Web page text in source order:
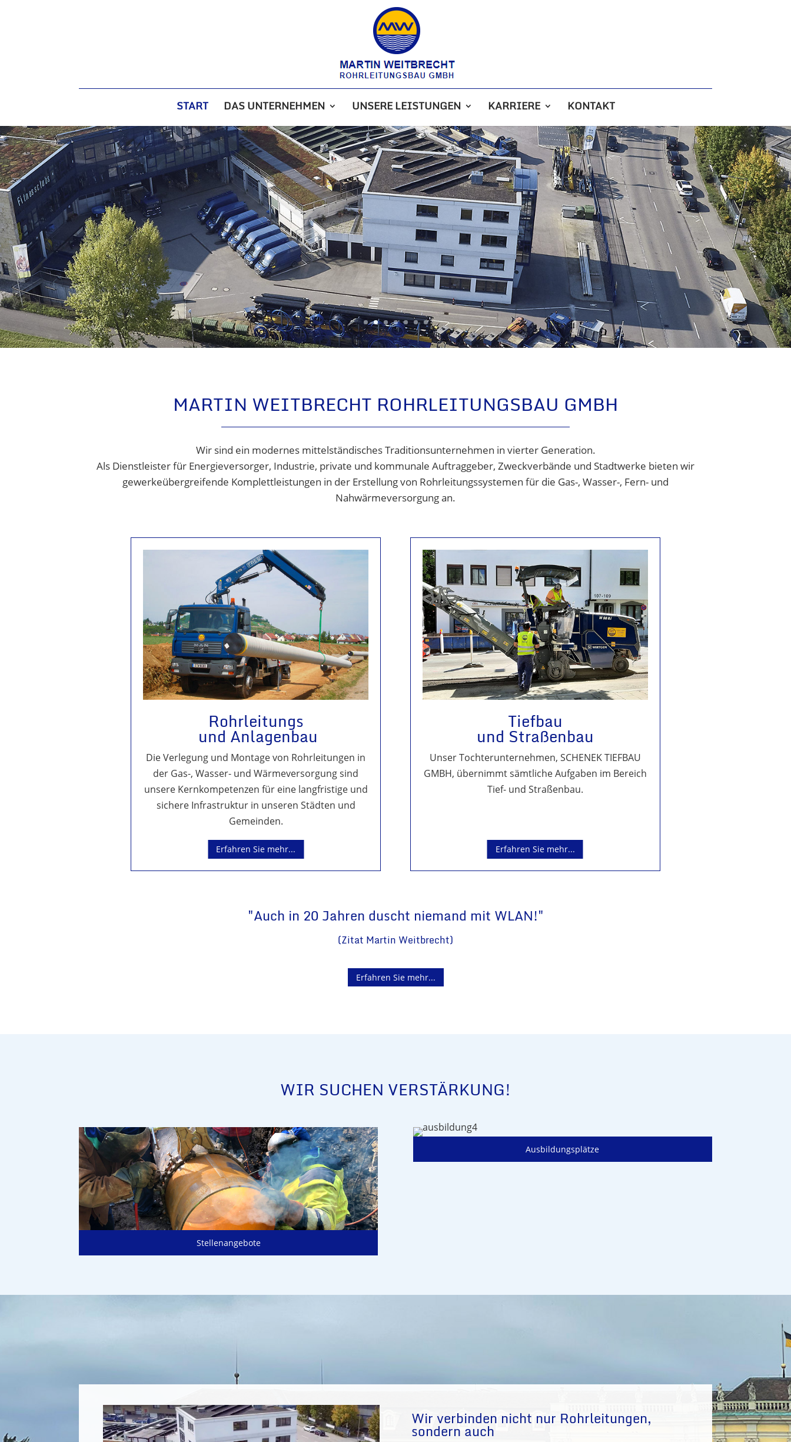
START DAS UNTERNEHMEN UNSERE LEISTUNGEN KARRIERE KONTAKT
MARTIN WEITBRECHT ROHRLEITUNGSBAU GMBH
Wir sind ein modernes mittelständisches Traditionsunternehmen in vierter Generation.
Als Dienstleister für Energieversorger, Industrie, private und kommunale Auftraggeber, Zweckverbände und Stadtwerke bieten wir
gewerkeübergreifende Komplettleistungen in der Erstellung von Rohrleitungssystemen für die Gas-, Wasser-, Fern- und
Nahwärmeversorgung an.
Rohrleitungs
und Anlagenbau
Die Verlegung und Montage von Rohrleitungen in
der Gas-, Wasser- und Wärmeversorgung sind
unsere Kernkompetenzen für eine langfristige und
sichere Infrastruktur in unseren Städten und
Gemeinden.
Erfahren Sie mehr...
Tiefbau
und Straßenbau
Unser Tochterunternehmen, SCHENEK TIEFBAU
GMBH, übernimmt sämtliche Aufgaben im Bereich
Tief- und Straßenbau.
Erfahren Sie mehr...
"Auch in 20 Jahren duscht niemand mit WLAN!"
(Zitat Martin Weitbrecht)
Erfahren Sie mehr...
WIR SUCHEN VERSTÄRKUNG!
Stellenangebote
Ausbildungsplätze
Wir verbinden nicht nur Rohrleitungen,
sondern auch